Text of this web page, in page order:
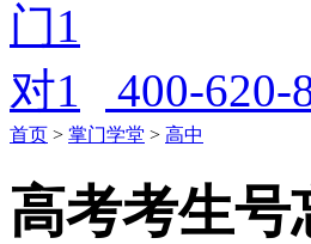
400-620-
首页 > 掌门学堂 > 高中
高考考生号